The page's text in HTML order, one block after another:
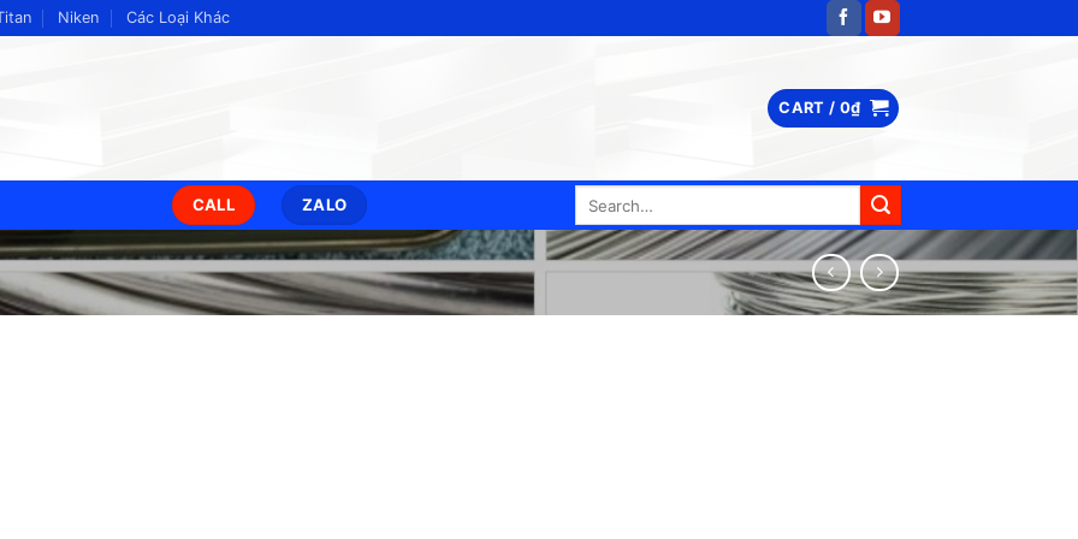
Niken Các Loại Khác
CART / 0₫
CALL ZALO